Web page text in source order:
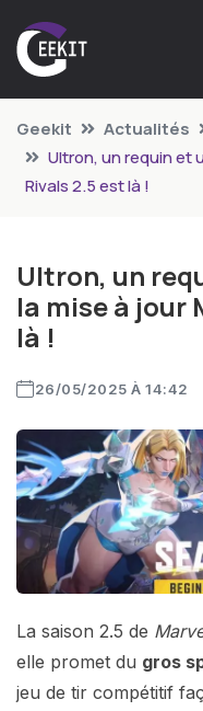
Geekit Actualités
Ultron, un requin et
Rivals 2.5 est là !
Ultron, un
la mise à jour
là !
26/05/2025 À 14:42
La saison 2.5 de
elle promet du gros
jeu de tir compétitif